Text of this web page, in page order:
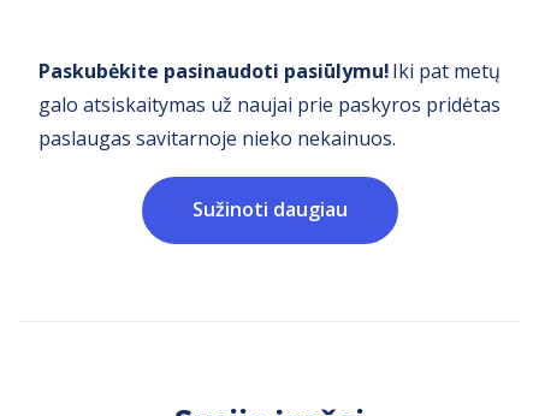
Paskubėkite pasinaudoti pasiūlymu!Iki pat metų
galo atsiskaitymas už naujai prie paskyros pridėtas
paslaugas savitarnoje nieko nekainuos.
Sužinoti daugiau